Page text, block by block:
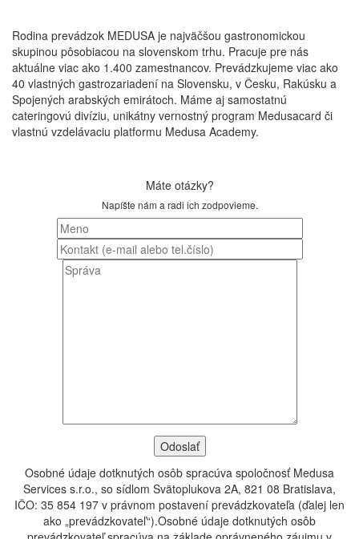
Rodina prevádzok MEDUSA je najväčšou gastronomickou
skupinou pôsobiacou na slovenskom trhu. Pracuje pre nás
aktuálne viac ako 1.400 zamestnancov. Prevádzkujeme viac ako
40 vlastných gastrozariadení na Slovensku, v Česku, Rakúsku a
Spojených arabských emirátoch. Máme aj samostatnú
cateringovú divíziu, unikátny vernostný program Medusacard či
vlastnú vzdelávaciu platformu Medusa Academy.
Máte otázky?
Napíšte nám a radi ich zodpovieme.
Osobné údaje dotknutých osôb spracúva spoločnosť Medusa
Services s.r.o., so sídlom Svätoplukova 2A, 821 08 Bratislava,
IČO: 35 854 197 v právnom postavení prevádzkovateľa (ďalej len
ako „prevádzkovateľ“).Osobné údaje dotknutých osôb